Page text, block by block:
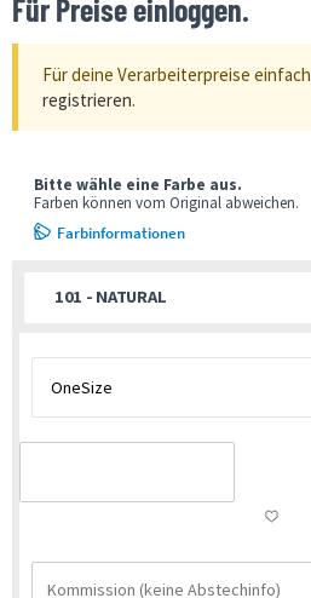
Für Preise einloggen.
Für deine Verarbeiterpreise einfach
registrieren.
101 - NATURAL
Bitte wähle eine Farbe aus.
Farben können vom Original abweichen.
Farbinformationen